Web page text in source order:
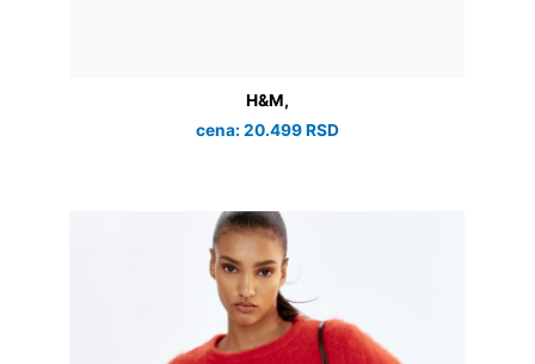
H&M,
cena: 20.499 RSD